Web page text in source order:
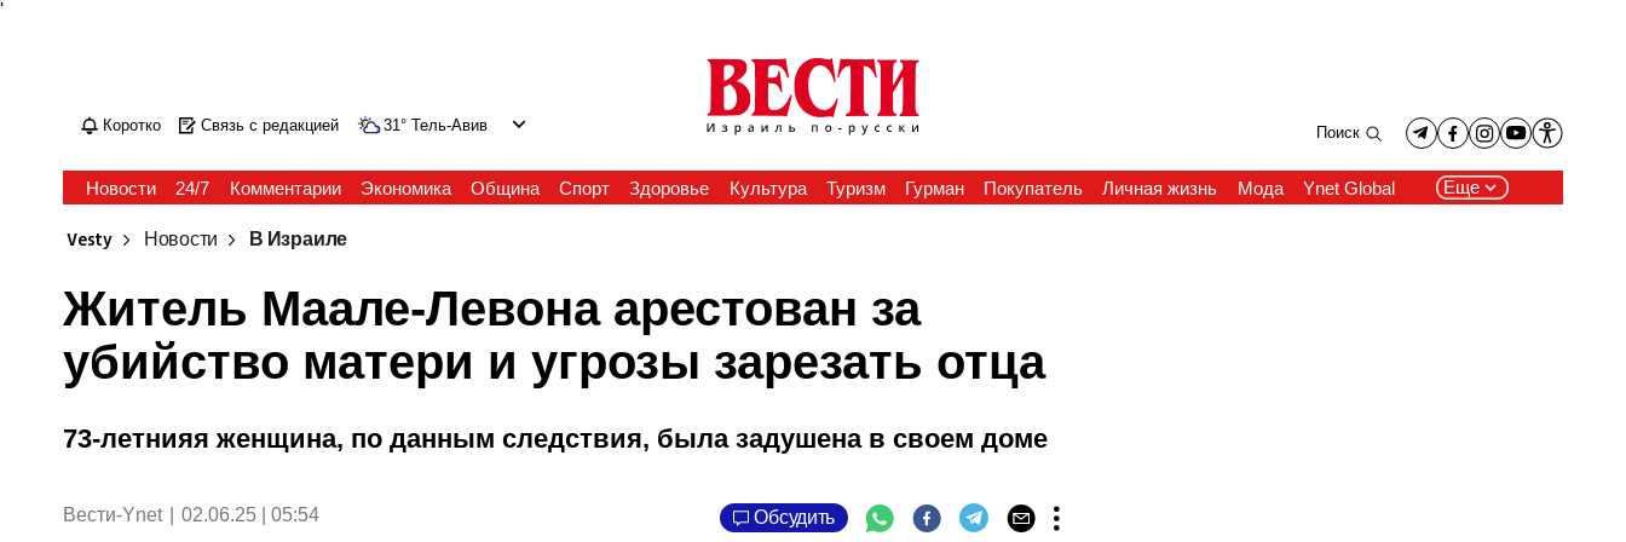
'
Коротко Связь с редакцией 31° Тель-Авив Поиск
Новости 24/7 Комментарии Экономика Община Спорт Здоровье Культура Туризм Гурман Покупатель Личная жизнь Мода Ynet Global Еще
Vesty Новости В Израиле
Житель Маале-Левона арестован за
убийство матери и угрозы зарезать отца
73-летнияя женщина, по данным следствия, была задушена в своем доме
Вести-Ynet 02.06.25 | 05:54 Обсудить